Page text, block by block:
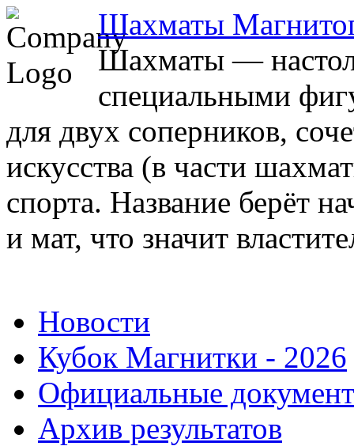
Шахматы
Шахматы —
специальными
для двух соперников,
искусства (в части
спорта. Название берёт
и мат, что значит
Новости
Кубок Магнитки - 2026
Официальные
Архив результатов